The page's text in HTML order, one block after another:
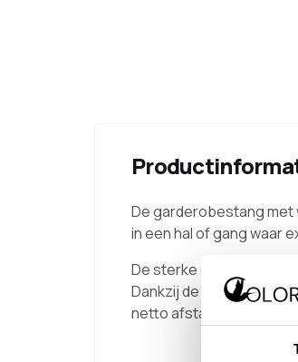
De garderobestang met
in een hal of gang waar
De sterke constructie
Dankzij de stevige
netto afstand tussen de